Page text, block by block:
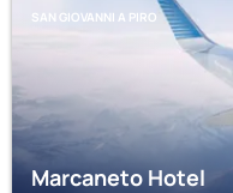
SAN GIOVANNI A PIRO
Marcaneto Hotel